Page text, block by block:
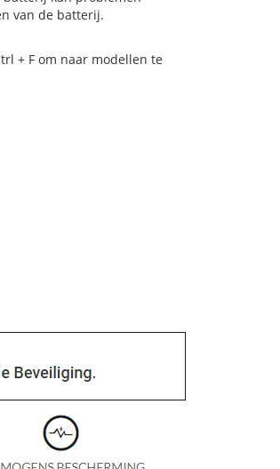
van de batterij.
+ F om naar modellen te